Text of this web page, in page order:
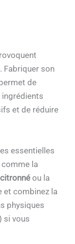
Fabriquer son
de
ingrédients
et de réduire
essentielles
la
ou la
et combinez la
physiques
si vous